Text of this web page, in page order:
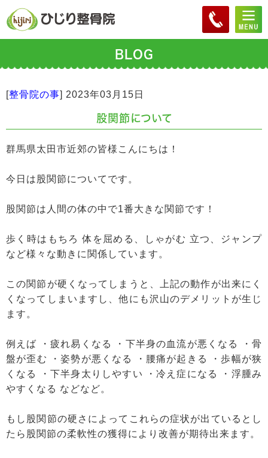
BLOG
[整骨院の事] 2023年03月15日
股関節について
群馬県太田市近郊の皆様こんにちは！
今日は股関節についてです。
股関節は人間の体の中で1番大きな関節です！
歩く時はもちろ 体を屈める、しゃがむ 立つ、ジャンプ
など様々な動きに関係しています。
この関節が硬くなってしまうと、上記の動作が出来にく
くなってしまいますし、他にも沢山のデメリットが生じ
ます。
例えば ・疲れ易くなる ・下半身の血流が悪くなる ・骨
盤が歪む ・姿勢が悪くなる ・腰痛が起きる ・歩幅が狭
くなる ・下半身太りしやすい ・冷え症になる ・浮腫み
やすくなる などなど。
もし股関節の硬さによってこれらの症状が出ているとし
たら股関節の柔軟性の獲得により改善が期待出来ます。